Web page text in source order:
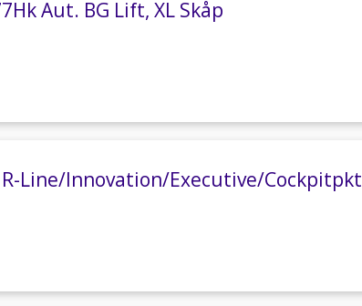
Aut. BG Lift, XL Skåp
Line/Innovation/Executive/Cockpitpkt